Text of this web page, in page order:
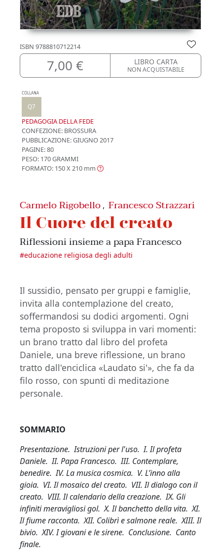
ISBN 9788810712214
7,00 € LIBRO CARTA
NON ACQUISTABILE
COLLANA
Q7
PEDAGOGIA DELLA FEDE
CONFEZIONE: BROSSURA
PUBBLICAZIONE:GIUGNO 2017
PAGINE: 80
PESO: 170 GRAMMI
FORMATO: 150 X 210 mm
Carmelo Rigobello , Francesco Strazzari
Il Cuore del creato
Riflessioni insieme a papa Francesco
#educazione religiosa degli adulti
Il sussidio, pensato per gruppi e famiglie,
invita alla contemplazione del creato,
soffermandosi su dodici argomenti. Ogni
tema proposto si sviluppa in vari momenti:
un brano tratto dal libro del profeta
Daniele, una breve riflessione, un brano
tratto dall'enciclica «Laudato si'», che fa da
filo rosso, con spunti di meditazione
personale.
SOMMARIO
Presentazione. Istruzioni per l'uso. I. Il profeta
Daniele. II. Papa Francesco. III. Contemplare,
benedire. IV. La musica cosmica. V. L’inno alla
gioia. VI. Il mosaico del creato. VII. Il dialogo con il
creato. VIII. Il calendario della creazione. IX. Gli
infiniti meravigliosi gol. X. Il banchetto della vita. XI.
Il fiume racconta. XII. Colibrì e salmone reale. XIII. Il
bivio. XIV. I giovani e le sirene. Conclusione. Canto
finale.